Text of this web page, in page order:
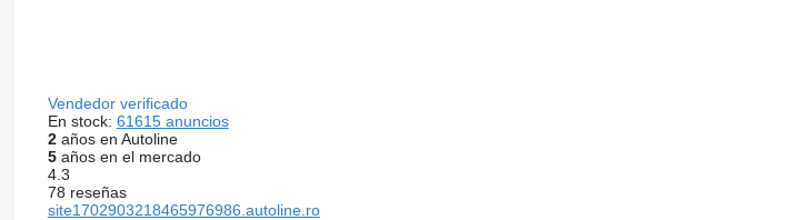
Vendedor verificado
En stock: 61615 anuncios
2años en Autoline
5años en el mercado
4.3
78 reseñas
site1702903218465976986.autoline.ro